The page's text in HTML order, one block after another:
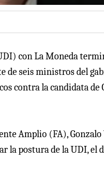
con La Moneda
seis ministros del
contra la candidata de
Amplio (FA),
la postura de la UDI, el